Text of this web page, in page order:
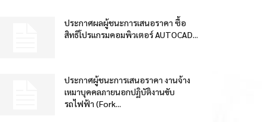
ประกาศผลผู้ชนะการเสนอราคา ซื้อ
สิทธิโปรแกรมคอมพิวเตอร์ AUTOCAD...
ประกาศผู้ชนะการเสนอราคา งานจ้าง
เหมาบุคคลภายนอกปฏิบัติงานขับ
รถไฟฟ้า (Fork...